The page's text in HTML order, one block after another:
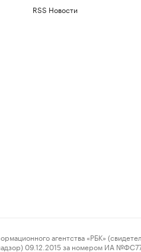
RSS Новости
агентства «РБК»
09.12.2015 за номером ИА